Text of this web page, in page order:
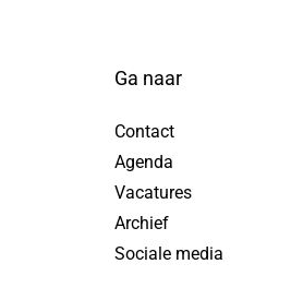
bericht, opent in nieuw tabblad
Ga naar
Contact
Agenda
Vacatures
Archief
Sociale media